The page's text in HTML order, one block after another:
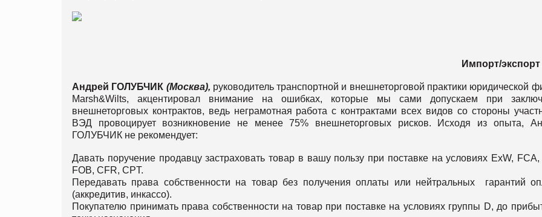
Импорт/экспорт
Андрей ГОЛУБЧИК (Москва), руководитель транспортной и внешнеторговой практики юридической
Marsh&Wilts, акцентировал внимание на ошибках, которые мы сами допускаем при
внешнеторговых контрактов, ведь неграмотная работа с контрактами всех видов со стороны
ВЭД провоцирует возникновение не менее 75% внешнеторговых рисков. Исходя из опыта,
ГОЛУБЧИК не рекомендует:
Давать поручение продавцу застраховать товар в вашу пользу при поставке на условиях ExW, FCA,
FOB, CFR, CPT.
Передавать права собственности на товар без получения оплаты или нейтральных гарантий
(аккредитив, инкассо).
Покупателю принимать права собственности на товар при поставке на условиях группы D, до